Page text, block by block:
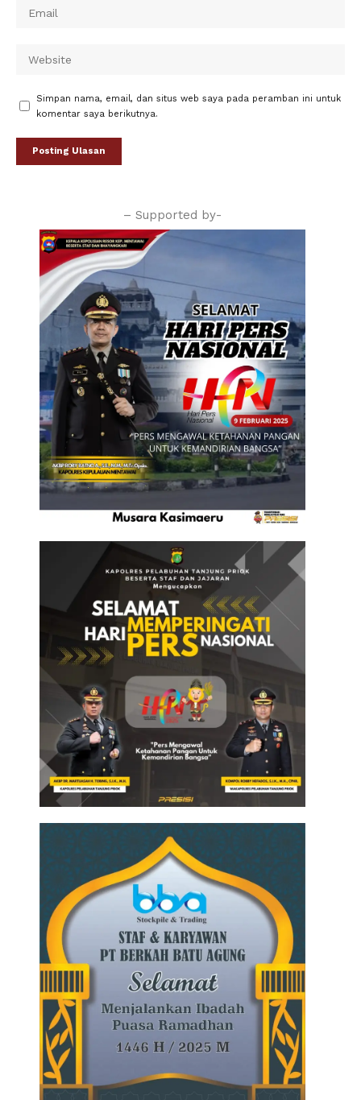
Simpan nama, email, dan situs web saya pada peramban ini untuk
komentar saya berikutnya.
– Supported by-